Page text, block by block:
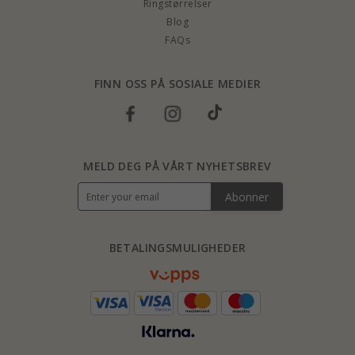
Ringstørrelser
Blog
FAQs
FINN OSS PÅ SOSIALE MEDIER
BETALINGSMULIGHEDER
MELD DEG PÅ VÅRT NYHETSBREV
Abonner